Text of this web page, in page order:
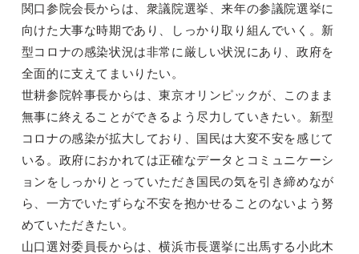
関口参院会長からは、衆議院選挙、来年の参議院選挙に
向けた大事な時期であり、しっかり取り組んでいく。新
型コロナの感染状況は非常に厳しい状況にあり、政府を
全面的に支えてまいりたい。
世耕参院幹事長からは、東京オリンピックが、このまま
無事に終えることができるよう尽力していきたい。新型
コロナの感染が拡大しており、国民は大変不安を感じて
いる。政府におかれては正確なデータとコミュニケーシ
ョンをしっかりとっていただき国民の気を引き締めなが
ら、一方でいたずらな不安を抱かせることのないよう努
めていただきたい。
山口選対委員長からは、横浜市長選挙に出馬する小此木